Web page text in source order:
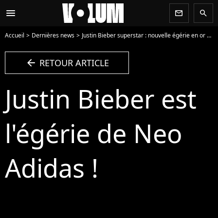
menu newsletter search
Accueil Dernières news Justin Bieber superstar : nouvelle égérie en or de Neo Adidas ! (VIDEO)
arrow_left RETOUR ARTICLE
Justin Bieber est
l'égérie de Neo
Adidas !